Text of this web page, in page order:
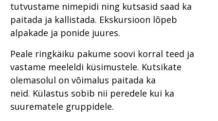
tutvustame nimepidi ning kutsasid saad ka
paitada ja kallistada. Ekskursioon lõpeb
alpakade ja ponide juures.
Peale ringkäiku pakume soovi korral teed ja
vastame meeleldi küsimustele. Kutsikate
olemasolul on võimalus paitada ka
neid. Külastus sobib nii peredele kui ka
suurematele gruppidele.